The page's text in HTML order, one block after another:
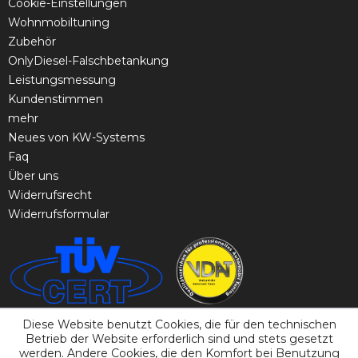
Cookie-Einstellungen
Wohnmobiltuning
Zubehör
OnlyDiesel-Falschbetankung
Leistungsmessung
Kundenstimmen
mehr
Neues von KW-Systems
Faq
Über uns
Widerrufsrecht
Widerrufsformular
Diese Website benutzt Cookies, die für den technischen
Betrieb der Website erforderlich sind und stets gesetzt
werden. Andere Cookies, die den Komfort bei Benutzung